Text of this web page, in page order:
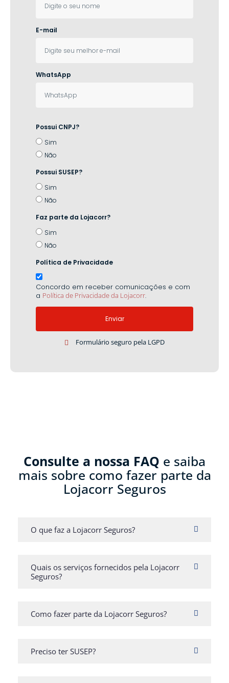
E-mail
WhatsApp
Possui CNPJ?
Sim
Não
Possui SUSEP?
Sim
Não
Faz parte da Lojacorr?
Sim
Não
Política de Privacidade
Concordo em receber comunicações e com
a Política de Privacidade da Lojacorr.
Enviar
Formulário seguro pela LGPD
Consulte a nossa FAQ e saiba
mais sobre como fazer parte da
Lojacorr Seguros
O que faz a Lojacorr Seguros?
Quais os serviços fornecidos pela Lojacorr
Seguros?
Como fazer parte da Lojacorr Seguros?
Preciso ter SUSEP?